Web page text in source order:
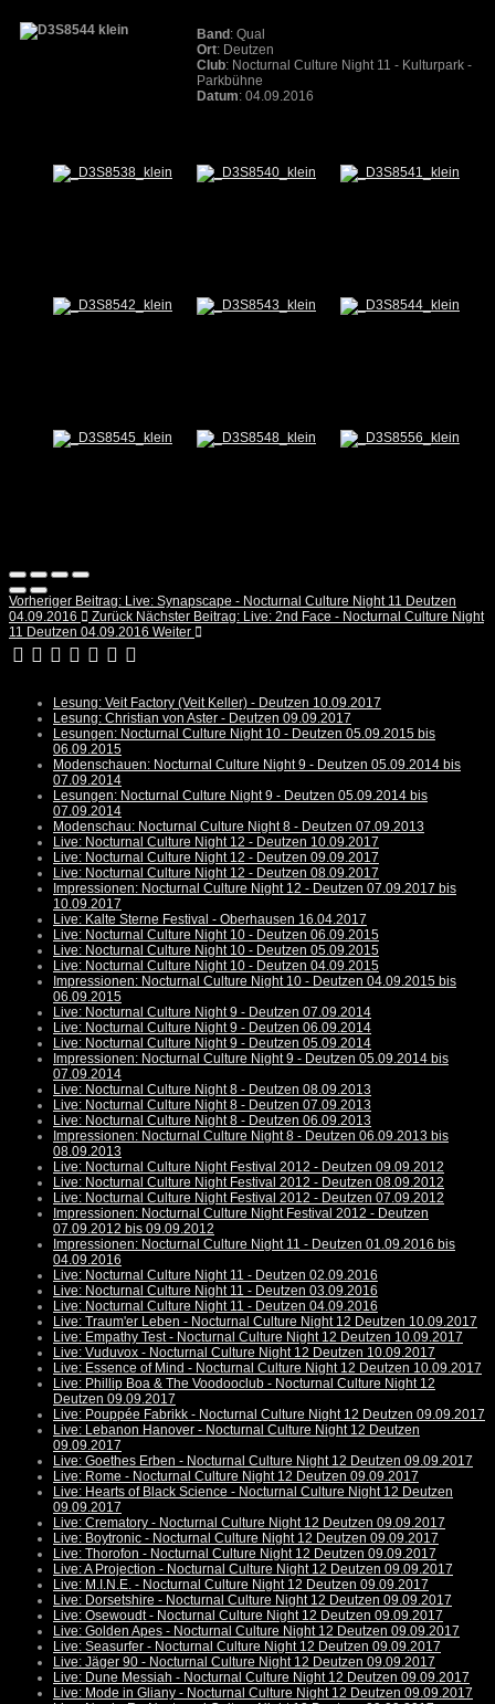
Band : Qual
Ort: Deutzen
Club: Nocturnal Culture Night 11 - Kulturpark -
Parkbühne
Datum: 04.09.2016
Vorheriger Beitrag: Live: Synapscape - Nocturnal Culture Night 11 Deutzen
04.09.2016
Zurück Nächster Beitrag: Live: 2nd Face - Nocturnal Culture Night
11 Deutzen 04.09.2016 Weiter
Lesung: Veit Factory (Veit Keller) - Deutzen 10.09.2017
Lesung: Christian von Aster - Deutzen 09.09.2017
Lesungen: Nocturnal Culture Night 10 - Deutzen 05.09.2015 bis
06.09.2015
Modenschauen: Nocturnal Culture Night 9 - Deutzen 05.09.2014 bis
07.09.2014
Lesungen: Nocturnal Culture Night 9 - Deutzen 05.09.2014 bis
07.09.2014
Modenschau: Nocturnal Culture Night 8 - Deutzen 07.09.2013
Live: Nocturnal Culture Night 12 - Deutzen 10.09.2017
Live: Nocturnal Culture Night 12 - Deutzen 09.09.2017
Live: Nocturnal Culture Night 12 - Deutzen 08.09.2017
Impressionen: Nocturnal Culture Night 12 - Deutzen 07.09.2017 bis
10.09.2017
Live: Kalte Sterne Festival - Oberhausen 16.04.2017
Live: Nocturnal Culture Night 10 - Deutzen 06.09.2015
Live: Nocturnal Culture Night 10 - Deutzen 05.09.2015
Live: Nocturnal Culture Night 10 - Deutzen 04.09.2015
Impressionen: Nocturnal Culture Night 10 - Deutzen 04.09.2015 bis
06.09.2015
Live: Nocturnal Culture Night 9 - Deutzen 07.09.2014
Live: Nocturnal Culture Night 9 - Deutzen 06.09.2014
Live: Nocturnal Culture Night 9 - Deutzen 05.09.2014
Impressionen: Nocturnal Culture Night 9 - Deutzen 05.09.2014 bis
07.09.2014
Live: Nocturnal Culture Night 8 - Deutzen 08.09.2013
Live: Nocturnal Culture Night 8 - Deutzen 07.09.2013
Live: Nocturnal Culture Night 8 - Deutzen 06.09.2013
Impressionen: Nocturnal Culture Night 8 - Deutzen 06.09.2013 bis
08.09.2013
Live: Nocturnal Culture Night Festival 2012 - Deutzen 09.09.2012
Live: Nocturnal Culture Night Festival 2012 - Deutzen 08.09.2012
Live: Nocturnal Culture Night Festival 2012 - Deutzen 07.09.2012
Impressionen: Nocturnal Culture Night Festival 2012 - Deutzen
07.09.2012 bis 09.09.2012
Impressionen: Nocturnal Culture Night 11 - Deutzen 01.09.2016 bis
04.09.2016
Live: Nocturnal Culture Night 11 - Deutzen 02.09.2016
Live: Nocturnal Culture Night 11 - Deutzen 03.09.2016
Live: Nocturnal Culture Night 11 - Deutzen 04.09.2016
Live: Traum'er Leben - Nocturnal Culture Night 12 Deutzen 10.09.2017
Live: Empathy Test - Nocturnal Culture Night 12 Deutzen 10.09.2017
Live: Vuduvox - Nocturnal Culture Night 12 Deutzen 10.09.2017
Live: Essence of Mind - Nocturnal Culture Night 12 Deutzen 10.09.2017
Live: Phillip Boa & The Voodooclub - Nocturnal Culture Night 12
Deutzen 09.09.2017
Live: Pouppée Fabrikk - Nocturnal Culture Night 12 Deutzen 09.09.2017
Live: Lebanon Hanover - Nocturnal Culture Night 12 Deutzen
09.09.2017
Live: Goethes Erben - Nocturnal Culture Night 12 Deutzen 09.09.2017
Live: Rome - Nocturnal Culture Night 12 Deutzen 09.09.2017
Live: Hearts of Black Science - Nocturnal Culture Night 12 Deutzen
09.09.2017
Live: Crematory - Nocturnal Culture Night 12 Deutzen 09.09.2017
Live: Boytronic - Nocturnal Culture Night 12 Deutzen 09.09.2017
Live: Thorofon - Nocturnal Culture Night 12 Deutzen 09.09.2017
Live: A Projection - Nocturnal Culture Night 12 Deutzen 09.09.2017
Live: M.I.N.E. - Nocturnal Culture Night 12 Deutzen 09.09.2017
Live: Dorsetshire - Nocturnal Culture Night 12 Deutzen 09.09.2017
Live: Osewoudt - Nocturnal Culture Night 12 Deutzen 09.09.2017
Live: Golden Apes - Nocturnal Culture Night 12 Deutzen 09.09.2017
Live: Seasurfer - Nocturnal Culture Night 12 Deutzen 09.09.2017
Live: Jäger 90 - Nocturnal Culture Night 12 Deutzen 09.09.2017
Live: Dune Messiah - Nocturnal Culture Night 12 Deutzen 09.09.2017
Live: Mode in Gliany - Nocturnal Culture Night 12 Deutzen 09.09.2017